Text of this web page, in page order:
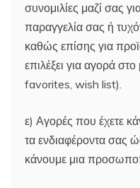
συνομιλίες μαζί σας
παραγγελία σας ή
καθώς επίσης για
επιλέξει για αγορά
favorites, wish list).
ε) Αγορές που έχετε
τα ενδιαφέροντα σας
κάνουμε μια